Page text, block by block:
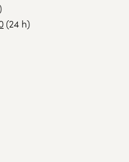
(24 h)